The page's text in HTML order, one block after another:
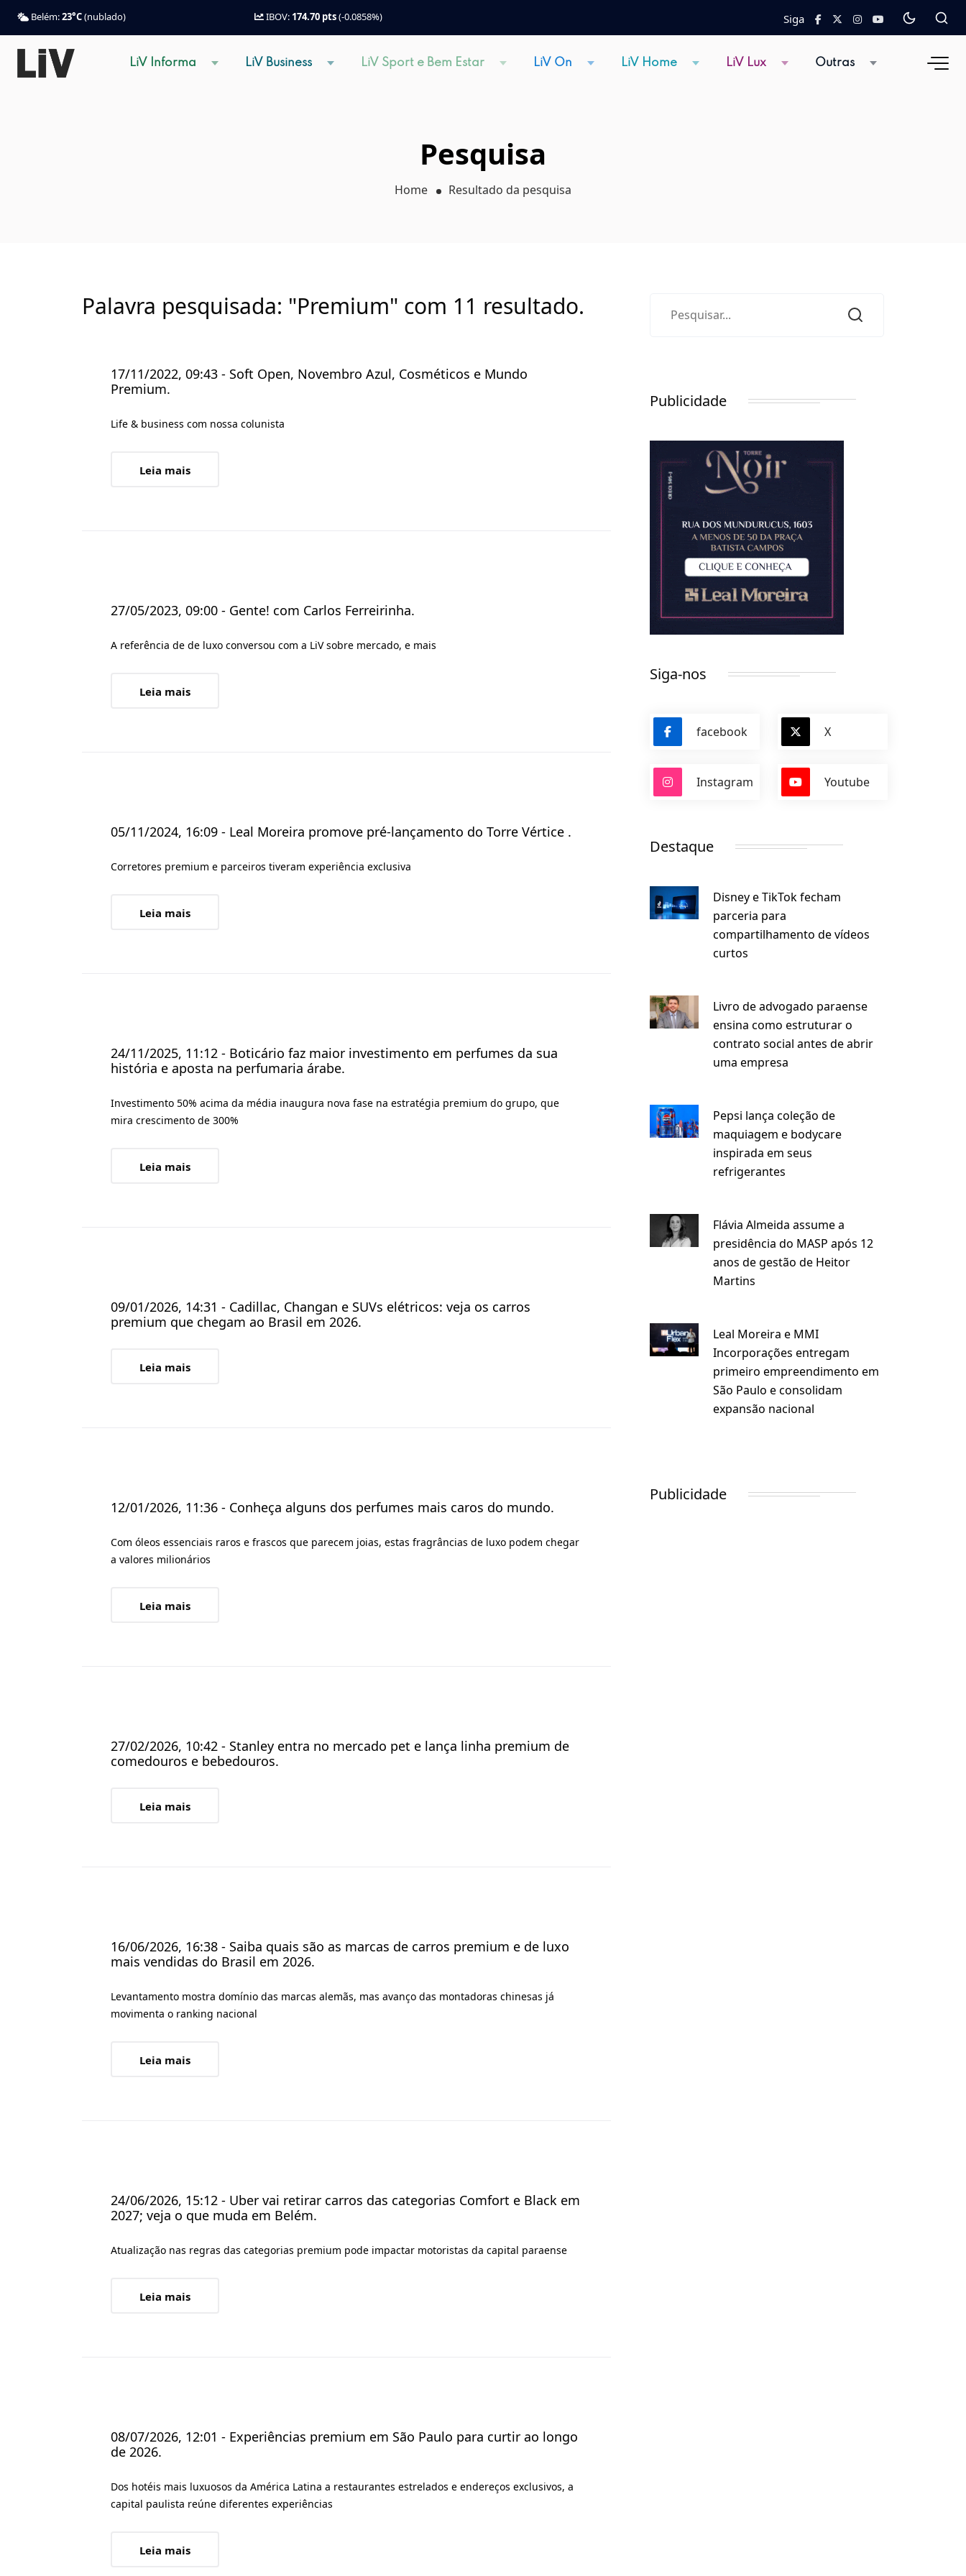
Belém:23°C(nublado) IBOV: 174.70 pts(-0.0858%) Siga
LiV Informa LiV Business LiV Sport e Bem Estar LiV On LiV Home LiV Lux Outras
Pesquisa
Home Resultado da pesquisa
Palavra pesquisada: "Premium" com 11 resultado.
17/11/2022, 09:43 - Soft Open, Novembro Azul, Cosméticos e Mundo
Premium.
Life & business com nossa colunista
Leia mais
27/05/2023, 09:00 - Gente! com Carlos Ferreirinha.
A referência de de luxo conversou com a LiV sobre mercado, e mais
Leia mais
05/11/2024, 16:09 - Leal Moreira promove pré-lançamento do Torre Vértice .
Corretores premium e parceiros tiveram experiência exclusiva
Leia mais
24/11/2025, 11:12 - Boticário faz maior investimento em perfumes da sua
história e aposta na perfumaria árabe.
Investimento 50% acima da média inaugura nova fase na estratégia premium do grupo, que
mira crescimento de 300%
Leia mais
09/01/2026, 14:31 - Cadillac, Changan e SUVs elétricos: veja os carros
premium que chegam ao Brasil em 2026.
Leia mais
12/01/2026, 11:36 - Conheça alguns dos perfumes mais caros do mundo.
Com óleos essenciais raros e frascos que parecem joias, estas fragrâncias de luxo podem chegar
a valores milionários
Leia mais
27/02/2026, 10:42 - Stanley entra no mercado pet e lança linha premium de
comedouros e bebedouros.
Leia mais
16/06/2026, 16:38 - Saiba quais são as marcas de carros premium e de luxo
mais vendidas do Brasil em 2026.
Levantamento mostra domínio das marcas alemãs, mas avanço das montadoras chinesas já
movimenta o ranking nacional
Leia mais
24/06/2026, 15:12 - Uber vai retirar carros das categorias Comfort e Black em
2027; veja o que muda em Belém.
Atualização nas regras das categorias premium pode impactar motoristas da capital paraense
Leia mais
08/07/2026, 12:01 - Experiências premium em São Paulo para curtir ao longo
de 2026.
Dos hotéis mais luxuosos da América Latina a restaurantes estrelados e endereços exclusivos, a
capital paulista reúne diferentes experiências
Leia mais
Publicidade
Siga-nos
facebook X
Instagram Youtube
Destaque
Disney e TikTok fecham
parceria para
compartilhamento de vídeos
curtos
Livro de advogado paraense
ensina como estruturar o
contrato social antes de abrir
uma empresa
Pepsi lança coleção de
maquiagem e bodycare
inspirada em seus
refrigerantes
Flávia Almeida assume a
presidência do MASP após 12
anos de gestão de Heitor
Martins
Leal Moreira e MMI
Incorporações entregam
primeiro empreendimento em
São Paulo e consolidam
expansão nacional
Publicidade